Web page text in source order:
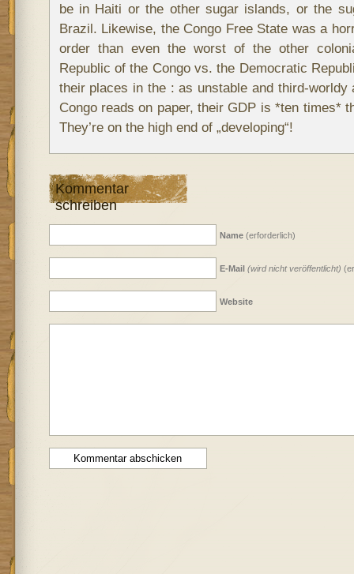
be in Haiti or the other sugar islands, or the
Brazil. Likewise, the Congo Free State was a
order than even the worst of the other
Republic of the Congo vs. the Democratic
their places in the : as unstable and third-worldy
Congo reads on paper, their GDP is *ten times*
They’re on the high end of „developing“!
Kommentar
schreiben
Name(erforderlich)
E-Mail (wird nicht veröffentlicht)
Website